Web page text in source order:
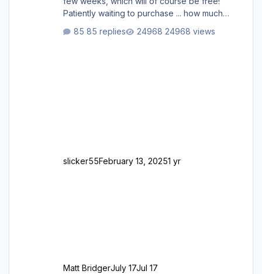
Patiently waiting to purchase ... how much
85 replies 24968 views
slicker55February 13, 20251 yr
Matt BridgerJuly 17Jul 17